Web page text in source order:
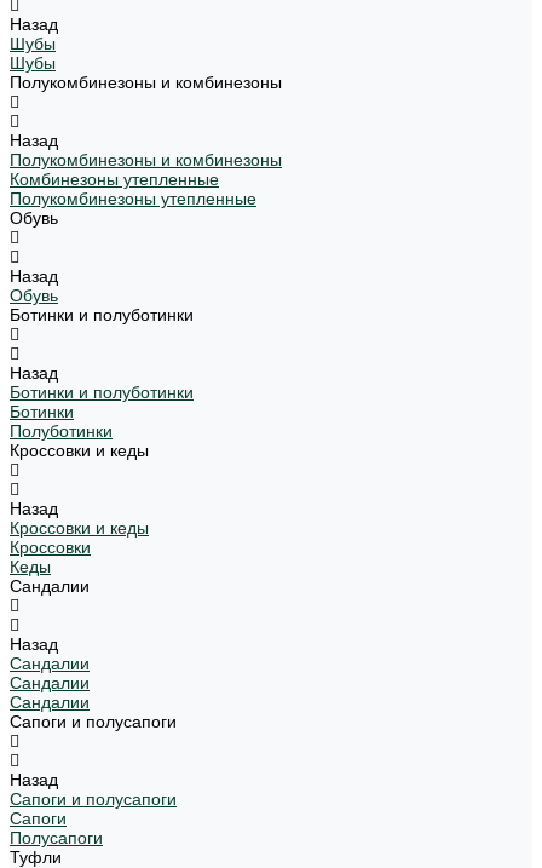
Назад
Шубы
Шубы
Полукомбинезоны и комбинезоны
Назад
Полукомбинезоны и комбинезоны
Комбинезоны утепленные
Полукомбинезоны утепленные
Обувь
Назад
Обувь
Ботинки и полуботинки
Назад
Ботинки и полуботинки
Ботинки
Полуботинки
Кроссовки и кеды
Назад
Кроссовки и кеды
Кроссовки
Кеды
Сандалии
Назад
Сандалии
Сандалии
Сандалии
Сапоги и полусапоги
Назад
Сапоги и полусапоги
Сапоги
Полусапоги
Туфли